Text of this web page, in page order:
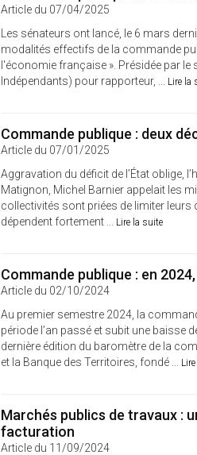
Article du 07/04/2025
Les sénateurs ont lancé, le 6 mars
modalités effectifs de la commande
l'économie française ». Présidée par
Indépendants) pour rapporteur, ...
Lire la
Commande publique : deux
Article du 07/01/2025
Aggravation du déficit de l’État oblige,
Matignon, Michel Barnier appelait les
collectivités sont priées de limiter leurs
dépendent fortement ...
Lire la suite
Commande publique : en
Article du 02/10/2024
Au premier semestre 2024, la
période l’an passé et subit une baisse
dernière édition du baromètre de la
et la Banque des Territoires, fondé ...
Marchés publics de travaux :
facturation
Article du 11/09/2024